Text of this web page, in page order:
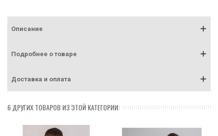
Описание
Подробнее о товаре
Доставка и оплата
6 ДРУГИХ ТОВАРОВ ИЗ ЭТОЙ КАТЕГОРИИ: